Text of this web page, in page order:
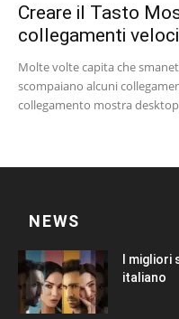
Creare il Tasto
collegamenti
Molte volte capita che
scompaiano alcuni
collegamento mostra
NEWS
I
italiano